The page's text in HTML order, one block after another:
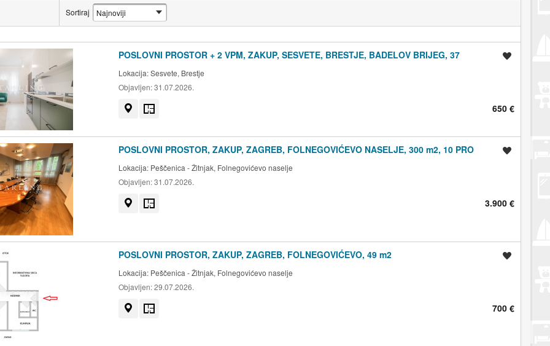
Sortiraj
POSLOVNI PROSTOR + 2 VPM, ZAKUP, SESVETE, BRESTJE, BADELOV BRIJEG, 37
Lokacija:Sesvete, Brestje
Objavljen:31.07.2026.
650 €
POSLOVNI PROSTOR, ZAKUP, ZAGREB, FOLNEGOVIĆEVO NASELJE, 300 m2, 10 PRO
Lokacija: Peščenica - Žitnjak, Folnegovićevo naselje
Objavljen:31.07.2026.
3.900 €
POSLOVNI PROSTOR, ZAKUP, ZAGREB, FOLNEGOVIĆEVO, 49 m2
Lokacija: Peščenica - Žitnjak, Folnegovićevo naselje
Objavljen:29.07.2026.
700 €